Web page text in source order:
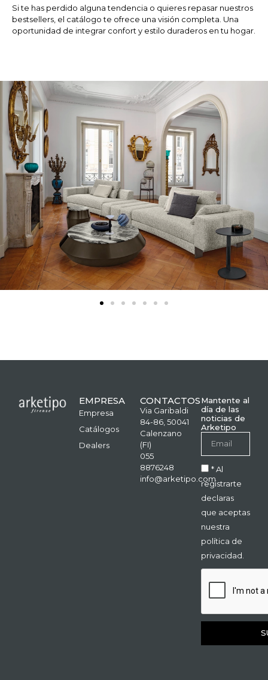
Si te has perdido alguna tendencia o quieres repasar nuestros
bestsellers, el catálogo te ofrece una visión completa. Una
oportunidad de integrar confort y estilo duraderos en tu hogar.
EMPRESA
Empresa
Catálogos
Dealers
CONTACTOS
Via Garibaldi
84-86, 50041
Calenzano
(FI)
055
8876248
info@arketipo.com
Mantente al
día de las
noticias de
Arketipo
* Al
registrarte
declaras
que aceptas
nuestra
política de
privacidad.